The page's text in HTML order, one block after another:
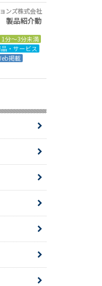
ンズ株式会社
製品紹介動
1分～3分未満
・サービス
掲載